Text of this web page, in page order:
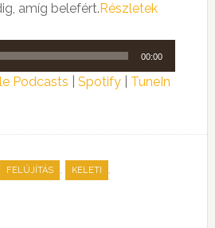
amíg belefért.Részletek
00:00
Podcasts Spotify| TuneIn
FELÚJÍTÁS , KELETI ,